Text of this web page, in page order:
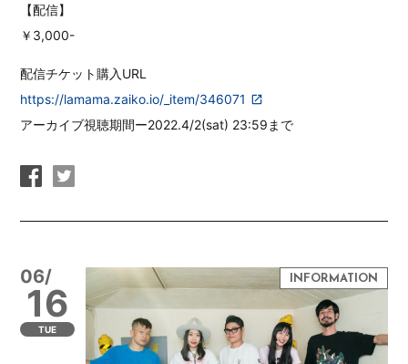
【配信】
￥3,000-
配信チケット購入URL
https://lamama.zaiko.io/_item/346071
アーカイブ視聴期間ー2022.4/2(sat) 23:59まで
06/
16
TUE